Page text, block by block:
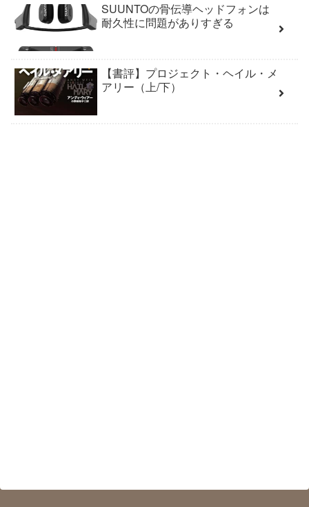
SUUNTOの骨伝導ヘッドフォンは
耐久性に問題がありすぎる
【書評】プロジェクト・ヘイル・メ
アリー（上/下）